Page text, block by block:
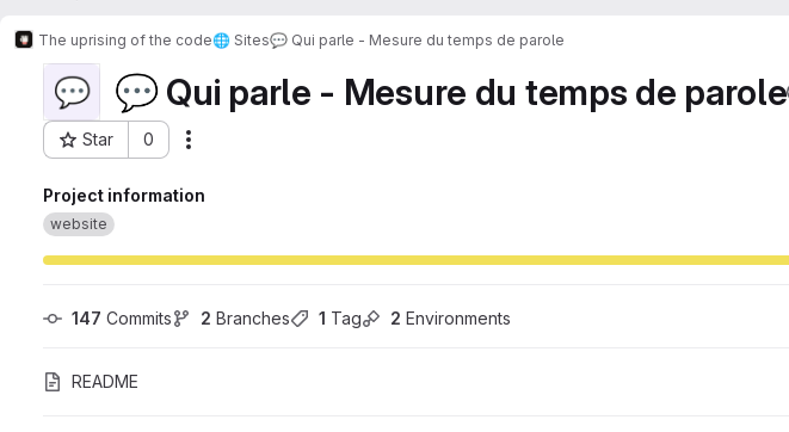
The uprising of the code🌐 Sites💬 Qui parle - Mesure du temps de parole
💬 💬 Qui parle - Mesure du temps de parole
Star 0
Project ID: 6042
Project information
website
147 Commits 2 Branches 1 Tag 2 Environments
README